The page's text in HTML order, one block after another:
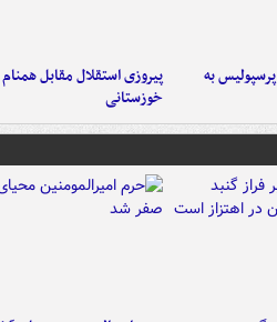
به
پیروزی استقلال مقابل همنام
خوزستانی